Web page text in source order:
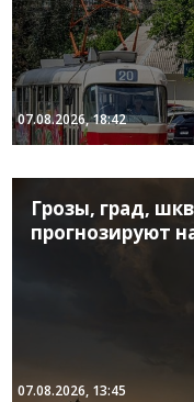
07.08.2026, 18:42
Грозы, град,
прогнозируют
07.08.2026, 13:45